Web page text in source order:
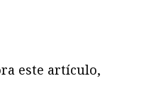
este artículo,